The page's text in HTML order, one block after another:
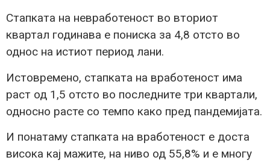
Стапката на невработеност во вториот
квартал годинава е пониска за 4,8 отсто во
однос на истиот период лани.
Истовремено, стапката на вработеност има
раст од 1,5 отсто во последните три квартали,
односно расте со темпо како пред пандемијата.
И понатаму стапката на вработеност е доста
висока кај мажите, на ниво од 55,8% и е многу